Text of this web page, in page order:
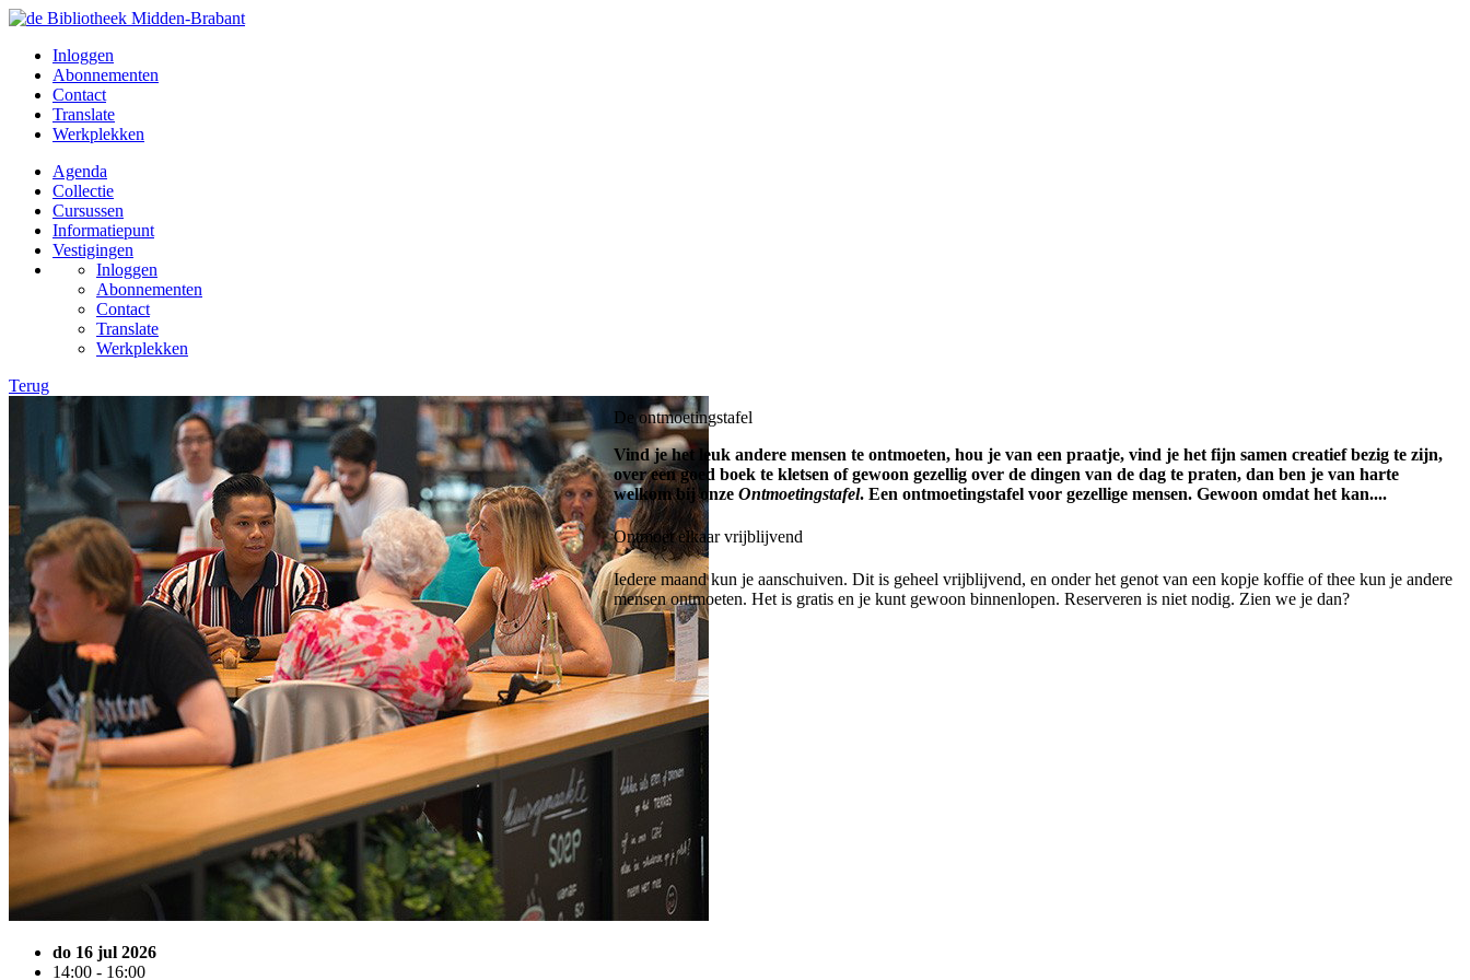
Inloggen
Abonnementen
Contact
Translate
Werkplekken
Agenda
Collectie
Cursussen
Informatiepunt
Vestigingen
Inloggen
Abonnementen
Contact
Translate
Werkplekken
Terug
do 16 jul 2026
14:00 - 16:00
De ontmoetingstafel
Vind je het leuk andere mensen te ontmoeten, hou je van een praatje, vind je het fijn samen creatief bezig te zijn,
over een goed boek te kletsen of gewoon gezellig over de dingen van de dag te praten, dan ben je van harte
welkom bij onzeOntmoetingstafel. Een ontmoetingstafel voor gezellige mensen. Gewoon omdat het kan....
Ontmoet elkaar vrijblijvend
Iedere maand kun je aanschuiven. Dit is geheel vrijblijvend, en onder het genot van een kopje koffie of thee kun je andere
mensen ontmoeten. Het is gratis en je kunt gewoon binnenlopen. Reserveren is niet nodig. Zien we je dan?